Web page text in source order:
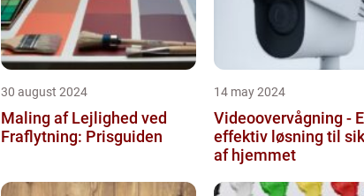
30 august 2024
Maling af Lejlighed ved
Fraflytning: Prisguiden
14 may 2024
Videoovervågning -
effektiv løsning til
af hjemmet